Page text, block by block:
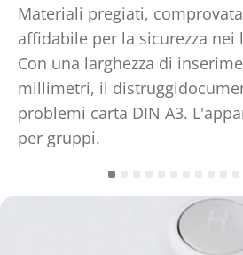
Materiali pregiati,
affidabile per la sicurezza
Con una larghezza di
millimetri, il
problemi carta DIN A3.
per gruppi.